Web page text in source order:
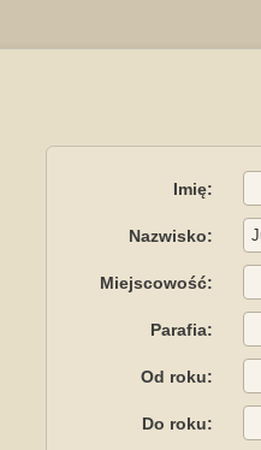
Imię:
Nazwisko:
Miejscowość:
Parafia:
Od roku:
Do roku: